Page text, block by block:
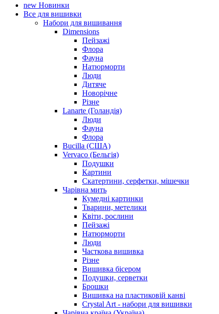
new Новинки
Все для вишивки
Набори для вишивання
Dimensions
Пейзажі
Флора
Фауна
Натюрморти
Люди
Дитяче
Новорічне
Різне
Lanarte (Голандія)
Люди
Фауна
Флора
Bucilla (США)
Vervaco (Бельгія)
Подушки
Картини
Скатертини, серфетки, мішечки
Чарiвна мить
Кумедні картинки
Тварини, метелики
Квіти, рослини
Пейзажі
Натюрморти
Люди
Часткова вишивка
Різне
Вишивка бісером
Подушки, серветки
Брошки
Вишивка на пластиковій канві
Crystal Art - набори для вишивки